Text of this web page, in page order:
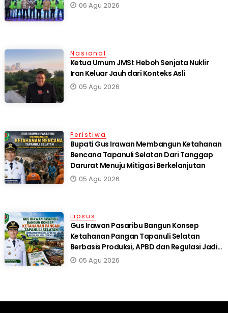
06 Agu 2026
Nasional
Ketua Umum JMSI: Heboh Senjata Nuklir
Iran Keluar Jauh dari Konteks Asli
05 Agu 2026
Peristiwa
Bupati Gus Irawan Membangun Ketahanan
Bencana Tapanuli Selatan Dari Tanggap
Darurat Menuju Mitigasi Berkelanjutan
05 Agu 2026
Lipsus
Gus Irawan Pasaribu Bangun Konsep
Ketahanan Pangan Tapanuli Selatan
Berbasis Produksi, APBD dan Regulasi Jadi
Fondasi
05 Agu 2026